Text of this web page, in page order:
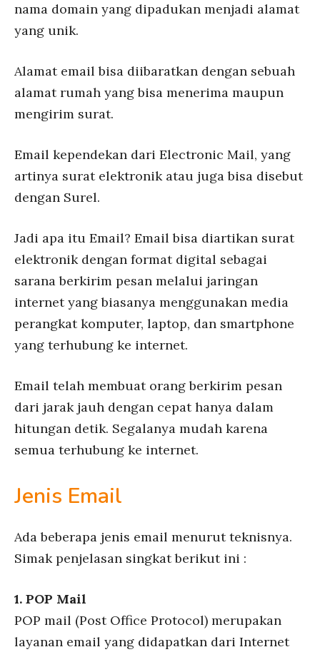
nama domain yang dipadukan menjadi alamat
yang unik.
Alamat email bisa diibaratkan dengan sebuah
alamat rumah yang bisa menerima maupun
mengirim surat.
Email kependekan dari Electronic Mail, yang
artinya surat elektronik atau juga bisa disebut
dengan Surel.
Jadi apa itu Email? Email bisa diartikan surat
elektronik dengan format digital sebagai
sarana berkirim pesan melalui jaringan
internet yang biasanya menggunakan media
perangkat komputer, laptop, dan smartphone
yang terhubung ke internet.
Email telah membuat orang berkirim pesan
dari jarak jauh dengan cepat hanya dalam
hitungan detik. Segalanya mudah karena
semua terhubung ke internet.
Jenis Email
Ada beberapa jenis email menurut teknisnya.
Simak penjelasan singkat berikut ini :
1. POP Mail
POP mail (Post Office Protocol) merupakan
layanan email yang didapatkan dari Internet